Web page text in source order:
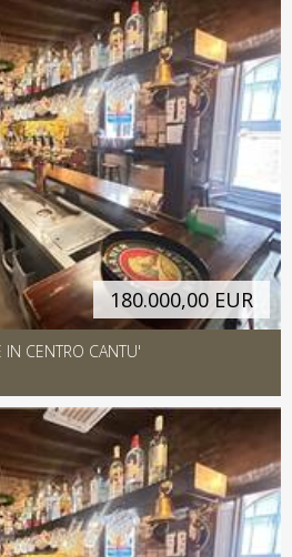
180.000,00 EUR
IN CENTRO CANTU'